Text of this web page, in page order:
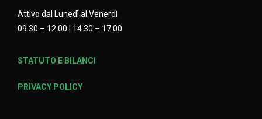
Attivo dal Lunedì al Venerdì
09:30 – 12:00 | 14:30 – 17:00
STATUTO E BILANCI
PRIVACY POLICY